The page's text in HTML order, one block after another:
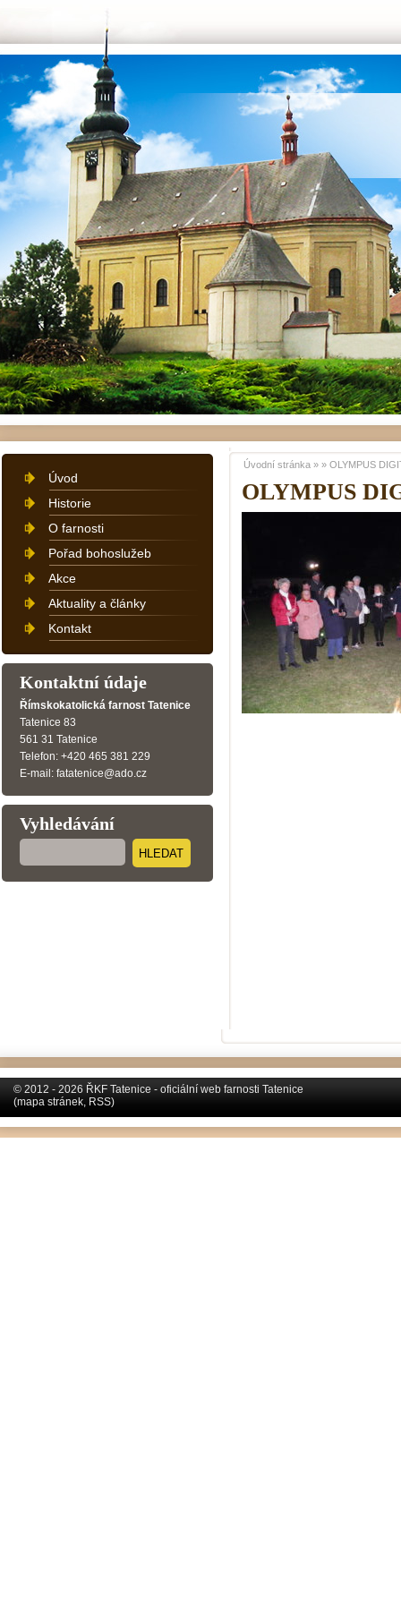
OLYMPUS
Úvodní stránka » » OLYMPUS
Úvod
Historie
O farnosti
Pořad bohoslužeb
Akce
Aktuality a články
Kontakt
Kontaktní údaje
Římskokatolická farnost Tatenice
Tatenice 83
561 31 Tatenice
Telefon: +420 465 381 229
E-mail: fatatenice@ado.cz
Vyhledávání
HLEDAT
© 2012 - 2026 ŘKF Tatenice - oficiální web farnosti Tatenice
(mapa stránek, RSS)